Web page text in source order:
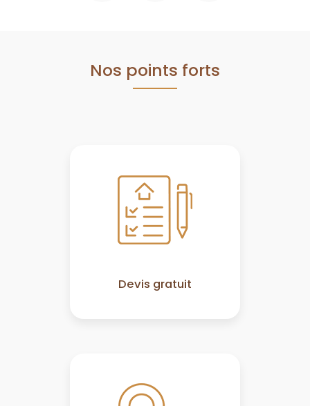
Nos points forts
Devis gratuit